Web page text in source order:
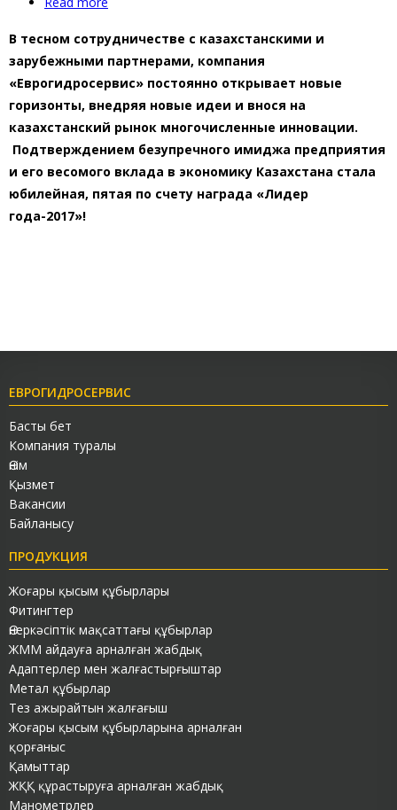
В тесном сотрудничестве с казахстанскими и
зарубежными партнерами, компания
«Еврогидросервис» постоянно открывает новые
горизонты, внедряя новые идеи и внося на
казахстанский рынок многочисленные инновации.
Подтверждением безупречного имиджа предприятия
и его весомого вклада в экономику Казахстана стала
юбилейная, пятая по счету награда «Лидер
года-2017»!
ЕВРОГИДРОСЕРВИС
Басты бет
Компания туралы
Өнім
Қызмет
Вакансии
Байланысу
ПРОДУКЦИЯ
Жоғары қысым құбырлары
Фитингтер
Өнеркәсіптік мақсаттағы құбырлар
ЖММ айдауға арналған жабдық
Адаптерлер мен жалғастырғыштар
Метал құбырлар
Тез ажырайтын жалғағыш
Жоғары қысым құбырларына арналған
қорғаныс
Қамыттар
ЖҚҚ құрастыруға арналған жабдық
Манометрлер